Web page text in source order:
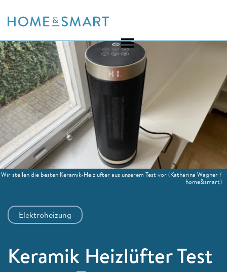
to
Elektroheizung
Keramik Heizlüfter Test
Wir stellen die besten Keramik-Heizlüfter aus unserem Test vor(Katharina Wagner /
home&smart)